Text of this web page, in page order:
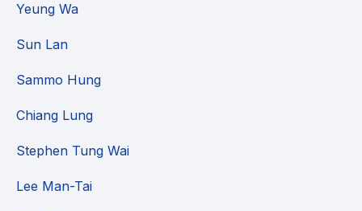
Yeung Wa
Sun Lan
Sammo Hung
Chiang Lung
Stephen Tung Wai
Lee Man-Tai